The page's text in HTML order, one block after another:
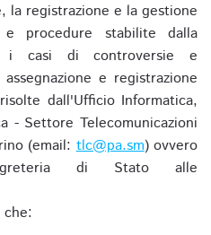
la registrazione e la gestione
procedure stabilite dalla
i casi di controversie e
e registrazione
dall'Ufficio Informatica,
- Settore Telecomunicazioni
(email:tlc@pa.sm) ovvero
di Stato alle